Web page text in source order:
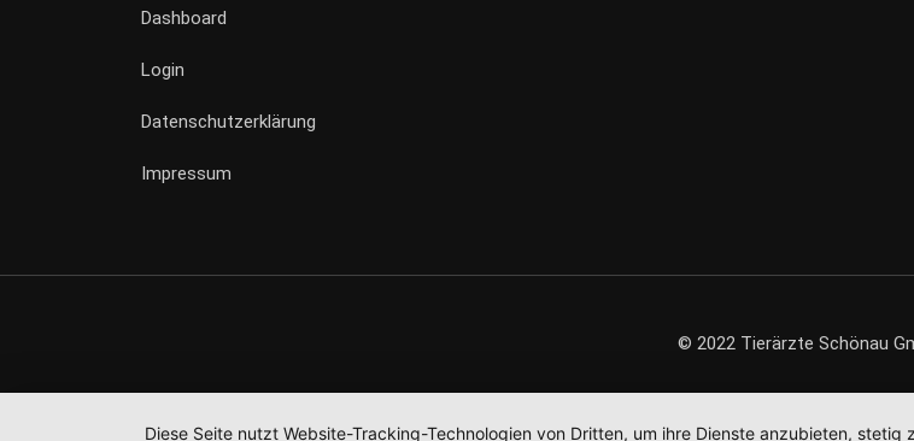
Dashboard
Login
Datenschutzerklärung
Impressum
© 2022 Tierärzte Schönau
Diese Seite nutzt Website-Tracking-Technologien von Dritten, um ihre Dienste anzubieten,